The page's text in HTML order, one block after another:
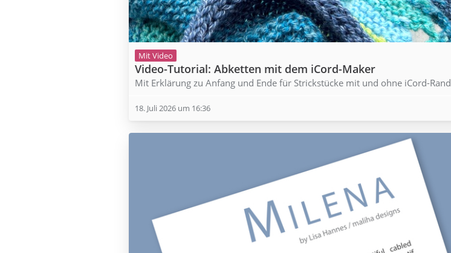
Mit Video
Video-Tutorial: Abketten mit dem iCord-Maker
Mit Erklärung zu Anfang und Ende für Strickstücke mit und ohne iCord-Rand
18. Juli 2026 um 16:36